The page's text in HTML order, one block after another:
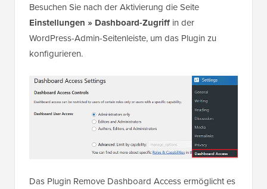
Besuchen Sie nach der Aktivierung die Seite
Einstellungen » Dashboard-Zugriff in der
WordPress-Admin-Seitenleiste, um das Plugin zu
konfigurieren.
Das Plugin Remove Dashboard Access ermöglicht es